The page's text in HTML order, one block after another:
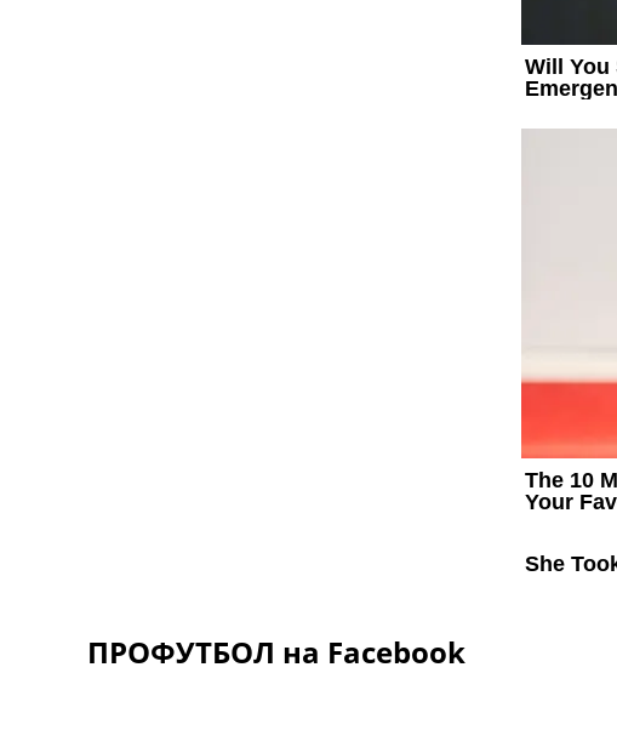
ПРОФУТБОЛ на Facebook